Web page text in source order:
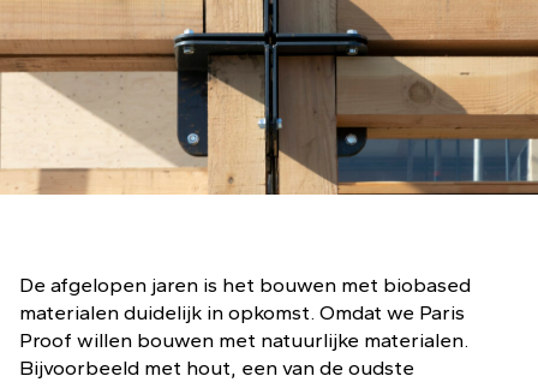
De afgelopen jaren is het bouwen met biobased
materialen duidelijk in opkomst. Omdat we Paris
Proof willen bouwen met natuurlijke materialen.
Bijvoorbeeld met hout, een van de oudste